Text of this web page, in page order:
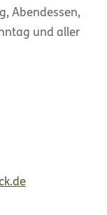
Abendessen,
und aller